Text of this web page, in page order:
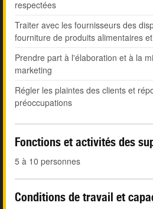
respectées
Traiter avec les fournisseurs des
fourniture de produits alimentaires
Prendre part à l'élaboration et à la
marketing
Régler les plaintes des clients et
préoccupations
Fonctions et activités des
5 à 10 personnes
Conditions de travail et